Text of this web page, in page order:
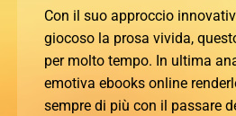
Con il suo approccio
giocoso la prosa vivida,
per molto tempo. In ultima
emotiva ebooks online
sempre di più con il passare